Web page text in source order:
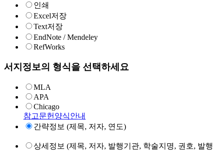
인쇄
Excel저장
Text저장
EndNote / Mendeley
RefWorks
서지정보의 형식을 선택하세요
MLA
APA
Chicago
참고문헌양식안내
간략정보 (제목, 저자, 연도)
상세정보 (제목, 저자, 발행기관, 학술지명, 권호, 발행